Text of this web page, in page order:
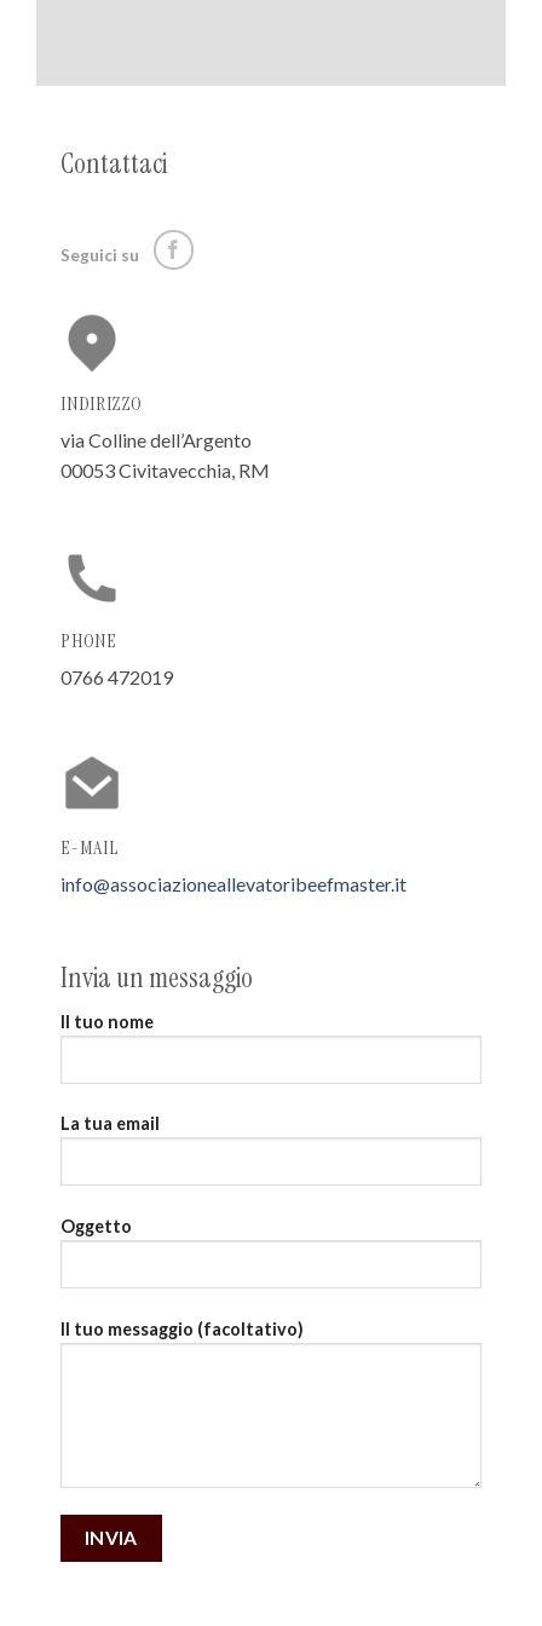
Contattaci
Seguici su
INDIRIZZO
via Colline dell’Argento
00053 Civitavecchia, RM
PHONE
0766 472019
E-MAIL
info@associazioneallevatoribeefmaster.it
Invia un messaggio
Il tuo nome
La tua email
Oggetto
Il tuo messaggio (facoltativo)